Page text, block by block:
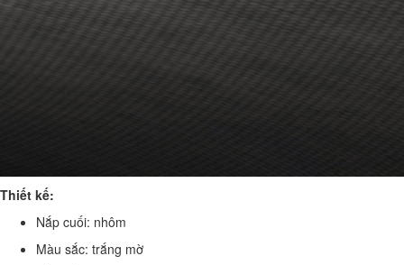
Thiết kế:
Nắp cuối: nhôm
Màu sắc: trắng mờ